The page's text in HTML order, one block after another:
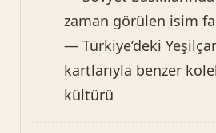
zaman görülen isim
— Türkiye’deki
kartlarıyla benzer
kültürü